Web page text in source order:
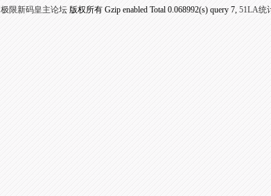
极限新码皇主论坛版权所有 Gzip enabled Total 0.068992(s) query 7, 51LA统